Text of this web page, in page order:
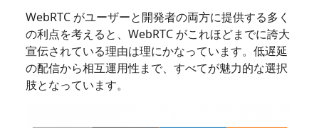
WebRTC がユーザーと開発者の両方に提供する多く
の利点を考えると、WebRTC がこれほどまでに誇大
宣伝されている理由は理にかなっています。低遅延
の配信から相互運用性まで、すべてが魅力的な選択
肢となっています。